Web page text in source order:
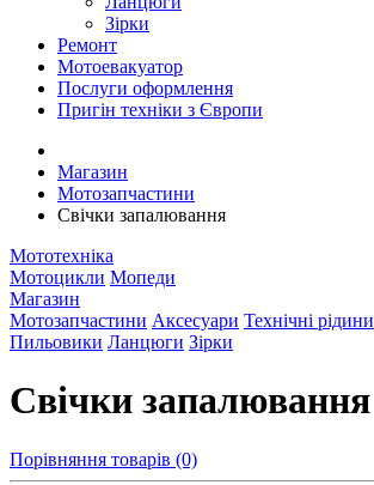
Зірки
Ремонт
Мотоевакуатор
Послуги оформлення
Пригін техніки з Європи
Магазин
Мотозапчастини
Свічки запалювання
Мототехніка
Мотоцикли Мопеди
Магазин
Мотозапчастини Аксесуари Технічні рідини
Пильовики Ланцюги Зірки
Свічки запалювання
Порівняння товарів (0)